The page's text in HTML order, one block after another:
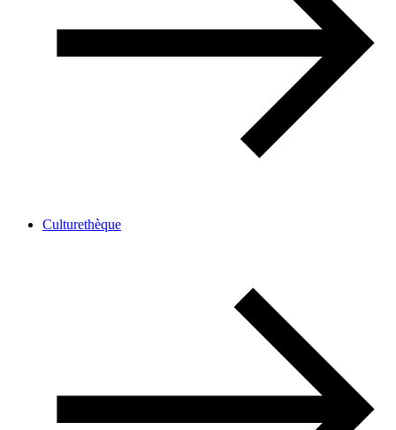
Culturethèque